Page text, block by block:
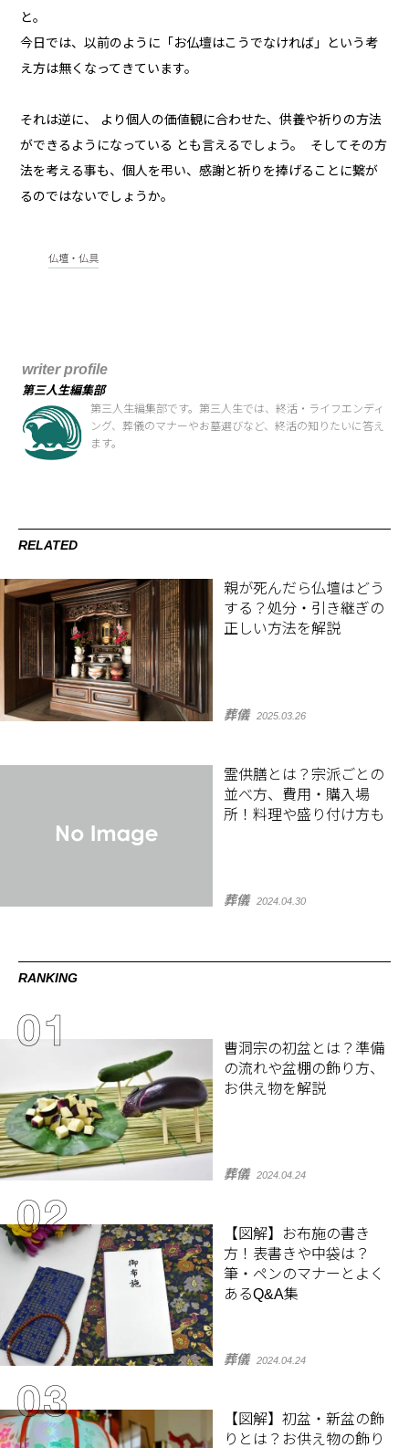
と。
今日では、以前のように「お仏壇はこうでなければ」という考
え方は無くなってきています。
それは逆に、 より個人の価値観に合わせた、供養や祈りの方法
ができるようになっている とも言えるでしょう。 そしてその方
法を考える事も、個人を弔い、感謝と祈りを捧げることに繋が
るのではないでしょうか。
仏壇・仏具
writer profile
第三人生編集部
第三人生編集部です。第三人生では、終活・ライフエンディ
ング、葬儀のマナーやお墓選びなど、終活の知りたいに答え
ます。
RELATED
親が死んだら仏壇はどう
する？処分・引き継ぎの
正しい方法を解説
葬儀 2025.03.26
霊供膳とは？宗派ごとの
並べ方、費用・購入場
所！料理や盛り付け方も
葬儀 2024.04.30
RANKING
曹洞宗の初盆とは？準備
の流れや盆棚の飾り方、
お供え物を解説
葬儀 2024.04.24
【図解】お布施の書き
方！表書きや中袋は？
筆・ペンのマナーとよく
あるQ&A集
葬儀 2024.04.24
【図解】初盆・新盆の飾
りとは？お供え物の飾り